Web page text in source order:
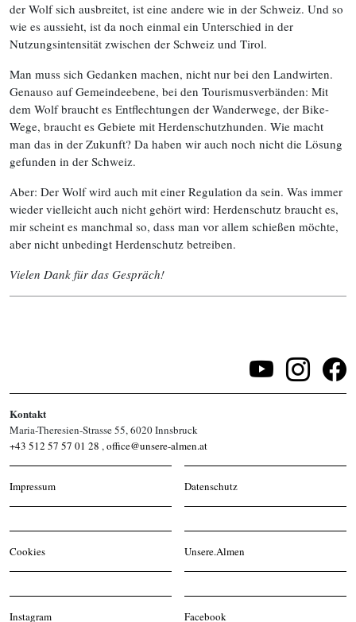
der Wolf sich ausbreitet, ist eine andere wie in der Schweiz. Und so
wie es aussieht, ist da noch einmal ein Unterschied in der
Nutzungsintensität zwischen der Schweiz und Tirol.
Man muss sich Gedanken machen, nicht nur bei den Landwirten.
Genauso auf Gemeindeebene, bei den Tourismusverbänden: Mit
dem Wolf braucht es Entflechtungen der Wanderwege, der Bike-
Wege, braucht es Gebiete mit Herdenschutzhunden. Wie macht
man das in der Zukunft? Da haben wir auch noch nicht die Lösung
gefunden in der Schweiz.
Aber: Der Wolf wird auch mit einer Regulation da sein. Was immer
wieder vielleicht auch nicht gehört wird: Herdenschutz braucht es,
mir scheint es manchmal so, dass man vor allem schießen möchte,
aber nicht unbedingt Herdenschutz betreiben.
Vielen Dank für das Gespräch!
Kontakt
Maria-Theresien-Strasse 55, 6020 Innsbruck
+43 512 57 57 01 28 ,office@unsere-almen.at
Impressum Datenschutz
Cookies Unsere.Almen
Instagram Facebook